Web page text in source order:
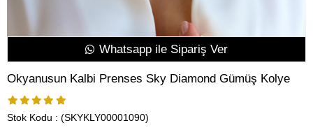
Whatsapp ile Sipariş Ver
Okyanusun Kalbi Prenses Sky Diamond Gümüş Kolye
Stok Kodu (SKYKLY00001090)